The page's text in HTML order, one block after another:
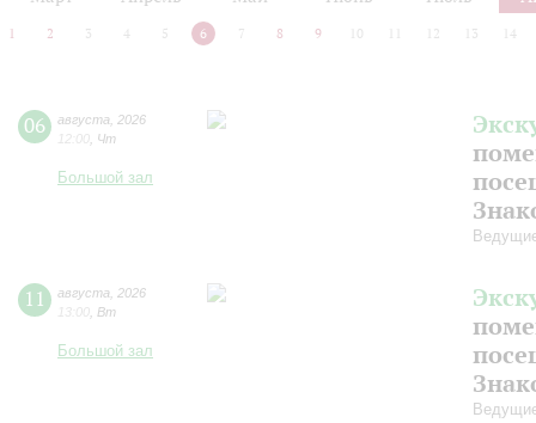
1 2 3 4 5 6 7 8 9 10 12 13 14
06 августа
2026
12:00 Чт
Большой зал
11 августа
2026
13:00 Вт
Большой зал